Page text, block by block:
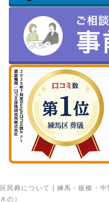
区民葬について | 練馬・板橋・
きの）